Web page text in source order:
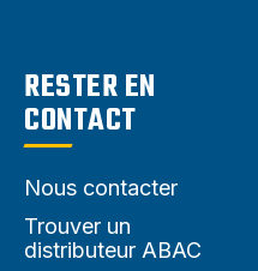
RESTER EN
CONTACT
Nous contacter
Trouver un
distributeur ABAC